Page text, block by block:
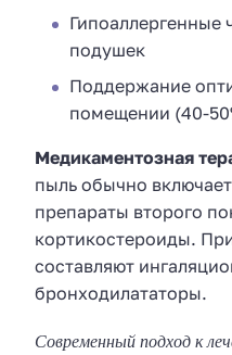
Гипоаллергенные
подушек
Поддержание
помещении (40-
Медикаментозная
пыль обычно
препараты второго
кортикостероиды.
составляют
бронходилататоры.
Современный подход к